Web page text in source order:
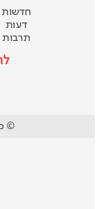
חדשות
דעות
תרבות
© כל